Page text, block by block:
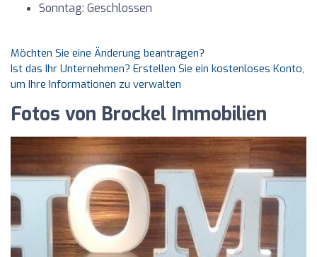
Sonntag: Geschlossen
Möchten Sie eine Änderung beantragen?
Ist das Ihr Unternehmen? Erstellen Sie ein kostenloses Konto,
um Ihre Informationen zu verwalten
Fotos von Brockel Immobilien